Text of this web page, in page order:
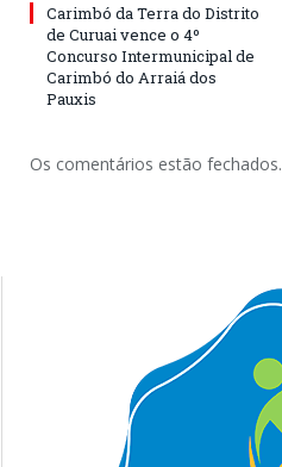
Carimbó da Terra do Distrito
de Curuai vence o 4º
Concurso Intermunicipal de
Carimbó do Arraiá dos
Pauxis
Os comentários estão fechados.